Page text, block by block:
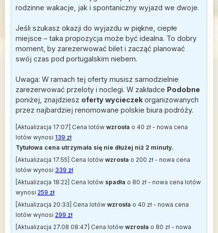
rodzinne wakacje, jak i spontaniczny wyjazd we dwoje.
Jeśli szukasz okazji do wyjazdu w piękne, ciepłe
miejsce – taka propozycja może być idealna. To dobry
moment, by zarezerwować bilet i zacząć planować
swój czas pod portugalskim niebem.
Uwaga: W ramach tej oferty musisz samodzielnie
zarezerwować przeloty i noclegi. W zakładce Podobne
poniżej, znajdziesz oferty wycieczek organizowanych
przez najbardziej renomowane polskie biura podróży.
[Aktualizacja 17:07] Cena lotów wzrosła o 40 zł - nowa cena
lotów wynosi 139 zł
Tytułowa cena utrzymała się nie dłużej niż 2 minuty.
[Aktualizacja 17:55] Cena lotów wzrosła o 200 zł - nowa cena
lotów wynosi 339 zł
[Aktualizacja 18:22] Cena lotów spadła o 80 zł - nowa cena lotów
wynosi 259 zł
[Aktualizacja 20:33] Cena lotów wzrosła o 40 zł - nowa cena
lotów wynosi 299 zł
[Aktualizacja 27.08 08:47] Cena lotów wzrosła o 80 zł - nowa